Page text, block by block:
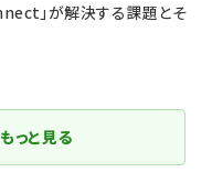
」が解決する課題とそ
っと見る